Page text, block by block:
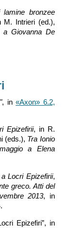
bronzee
M. Intrieri (ed.),
a Giovanna De
, in«Axon» 6.2,
Epizefirii, in R.
(eds.), Tra Ionio
a Elena
Locri Epizefirii,
greco. Atti del
2013, in
Epizefiri”, in